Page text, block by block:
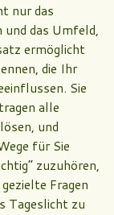
nur das
und das Umfeld,
ermöglicht
die Ihr
Sie
alle
und
für Sie
zuzuhören,
Fragen
Tageslicht zu